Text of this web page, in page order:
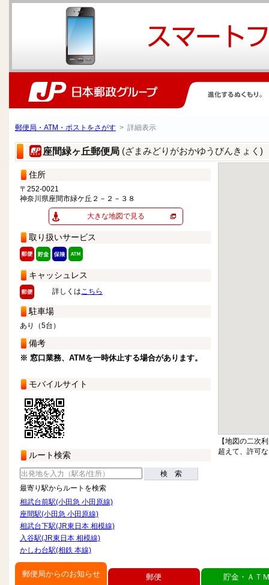
郵便局・ATM・ポストをさがす > 詳細表示
座間緑ヶ丘郵便局 (ざまみどりがおかゆうびんきょく)
住所
〒252-0021
神奈川県座間市緑ケ丘２－２－３８
大きな地図で見る
取り扱いサービス
キャッシュレス
詳しくはこちら
駐車場
あり（5台）
備考
※ 窓口業務、ATMを一時休止する場合があります。
モバイルサイト
ルート検索
検 索
最寄り駅からルートを検索
相武台前駅(小田急 小田原線)
座間駅(小田急 小田原線)
相武台下駅(JR東日本 相模線)
入谷駅(JR東日本 相模線)
かしわ台駅(相鉄 本線)
【地図の二次
超えて、許可
郵便局からのお知らせ 郵便 貯金・ＡＴ